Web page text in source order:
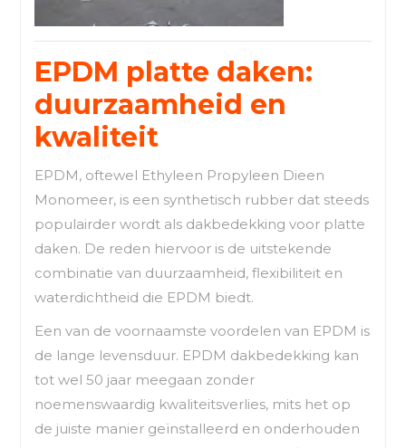
EPDM platte daken:
duurzaamheid en
kwaliteit
EPDM, oftewel Ethyleen Propyleen Dieen
Monomeer, is een synthetisch rubber dat steeds
populairder wordt als dakbedekking voor platte
daken. De reden hiervoor is de uitstekende
combinatie van duurzaamheid, flexibiliteit en
waterdichtheid die EPDM biedt.
Een van de voornaamste voordelen van EPDM is
de lange levensduur. EPDM dakbedekking kan
tot wel 50 jaar meegaan zonder
noemenswaardig kwaliteitsverlies, mits het op
de juiste manier geïnstalleerd en onderhouden